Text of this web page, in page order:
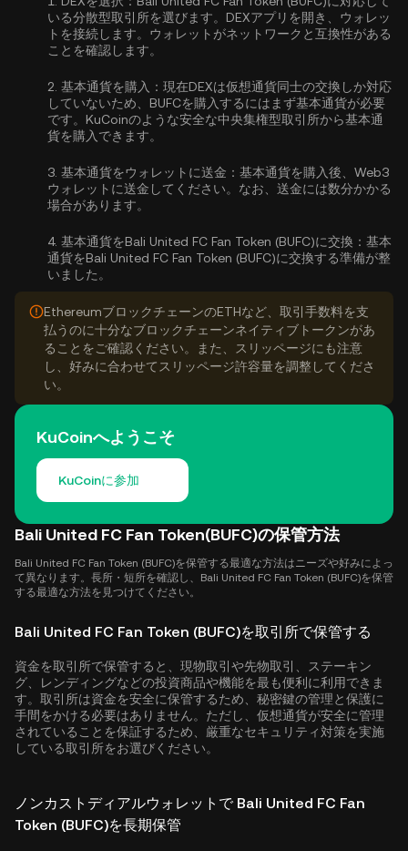
いる分散型取引所を選びます。DEXアプリを開き、ウォレッ
トを接続します。ウォレットがネットワークと互換性がある
ことを確認します。
2. 基本通貨を購入： 現在DEXは仮想通貨同士の交換しか対応
していないため、BUFCを購入するにはまず基本通貨が必要
です。KuCoinのような安全な中央集権型取引所から基本通
貨を購入 できます。
3. 基本通貨をウォレットに送金： 基本通貨を購入後、Web3
ウォレットに送金してください。なお、送金には数分かかる
場合があります。
4. 基本通貨をBali United FC Fan Token (BUFC)に交換： 基本
通貨をBali United FC Fan Token (BUFC)に交換する準備が整
いました。
EthereumブロックチェーンのETHなど、取引手数料を支
払うのに十分なブロックチェーンネイティブトークンがあ
ることをご確認ください。また、スリッページにも注意
し、好みに合わせてスリッページ許容量を調整してくださ
い。
KuCoinへようこそ
KuCoinに参加
Bali United FC Fan Token(BUFC)の保管方法
Bali United FC Fan Token (BUFC)を保管する最適な方法はニーズや好みによっ
て異なります。長所・短所を確認し、Bali United FC Fan Token (BUFC)を保管
する最適な方法を見つけてください。
Bali United FC Fan Token (BUFC)を取引所で保管する
資金を取引所で保管すると、現物取引や先物取引、ステーキン
グ、レンディングなどの投資商品や機能を最も便利に利用できま
す。取引所は資金を安全に保管するため、秘密鍵の管理と保護に
手間をかける必要はありません。ただし、仮想通貨が安全に管理
されていることを保証するため、厳重なセキュリティ対策を実施
している取引所をお選びください。
ノンカストディアルウォレットで Bali United FC Fan
Token (BUFC)を長期保管